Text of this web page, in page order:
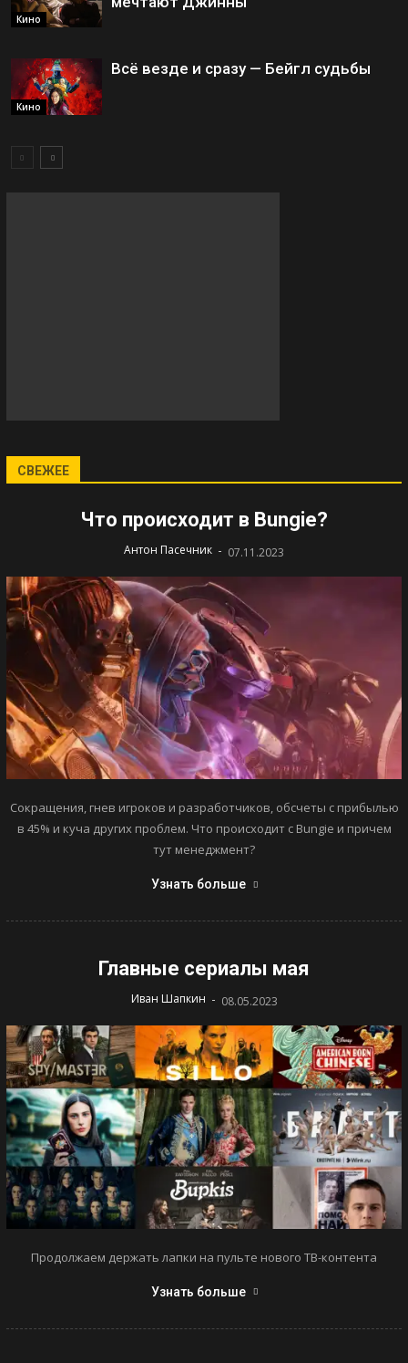
Кино
Кино
Всё везде и сразу — Бейгл судьбы
СВЕЖЕЕ
Что происходит в Bungie?
Антон Пасечник - 07.11.2023
Сокращения, гнев игроков и разработчиков, обсчеты с прибылью
в 45% и куча других проблем. Что происходит с Bungie и причем
тут менеджмент?
Узнать больше
Главные сериалы мая
Иван Шапкин - 08.05.2023
Продолжаем держать лапки на пульте нового ТВ-контента
Узнать больше